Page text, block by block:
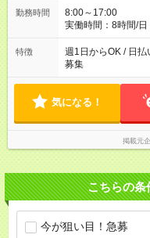
勤務時間
8:00～17:00
実働時間：8時間/日 （
募集は行っており
特徴
週1日からOK / 日
募集
気になる！
掲載元
こちらの条
今が狙い目！急募